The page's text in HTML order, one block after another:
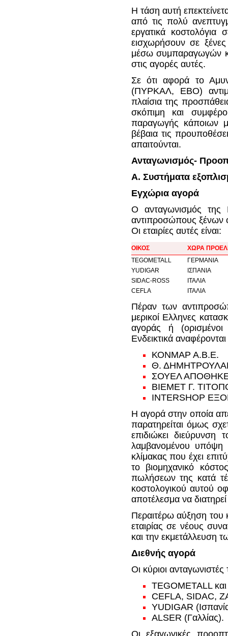
Η τάση αυτή
από τις πολύ
εργατικά
εισχωρήσουν σε
μέσω συμπαραγωγών
στις αγορές αυτές.
Σε ότι αφορά το
(ΠΥΡΚΑΛ, ΕΒΟ)
πλαίσια της
σκόπιμη και
παραγωγής κάποιων
βέβαια τις
απαιτούνται.
Ανταγωνισμός-
Α. Συστήματα
Εγχώρια αγορά
Ο ανταγωνισμός της
αντιπροσώπους ξένων
Οι εταιρίες αυτές είναι:
ΟΙΚΟΣ
ΧΩΡΑ
TEGOMETALL
ΓΕΡΜΑΝΙΑ
YUDIGAR
ΙΣΠΑΝΙΑ
SIDAC-ROSS
ΙΤΑΛΙΑ
CEFLA
ΙΤΑΛΙΑ
Πέραν των
μερικοί Ελληνες
αγοράς ή (ορισμένοι
Ενδεικτικά αναφέρονται
ΚΟΝΜΑΡ Α.Β.Ε.
Θ.
ΣΟΥΕΛ
ΒΙΕΜΕΤ Γ.
INTERSHOP
H αγορά στην οποία
παρατηρείται όμως
επιδιώκει διεύρυνση
λαμβανομένου υπόψη
κλίμακας που έχει
το βιομηχανικό
πωλήσεων της κατά
κοστολογικού αυτού
αποτέλεσμα να
Περαιτέρω αύξηση του
εταιρίας σε νέους
και την εκμετάλλευση
Διεθνής αγορά
Οι κύριοι
TEGOMETALL
CEFLA, SIDAC,
YUDIGAR
ALSER (Γαλλίας).
Οι εξαγωγικές